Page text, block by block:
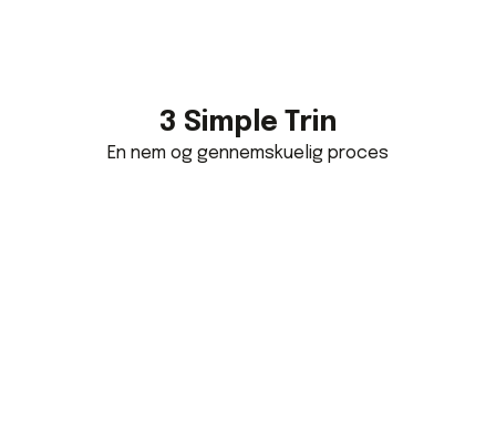
3 Simple Trin​
En nem og gennemskuelig proces​